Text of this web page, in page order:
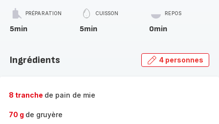
PRÉPARATION
5min
CUISSON
5min
REPOS
0min
Ingrédients 4 personnes
8 tranche de pain de mie
70 g de gruyère